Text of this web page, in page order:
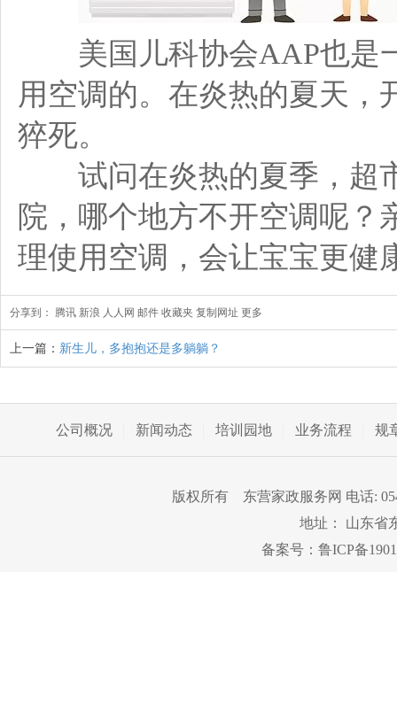
美国儿科协会AAP也是
用空调的。在炎热的夏天，
猝死。
试问在炎热的夏季，超
院，哪个地方不开空调呢？
理使用空调，会让宝宝更健
分享到： 腾讯 新浪 人人网 邮件 收藏夹 复制网址 更多
上一篇： 新生儿，多抱抱还是多躺躺？
公司概况 新闻动态 培训园地 业务流程 规
版权所有 东营家政服务网 电话:
地址： 山东省
备案号： 鲁ICP备